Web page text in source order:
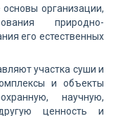
организации,
природно-
его естественных
участка суши и
и объекты
научную,
ценность и